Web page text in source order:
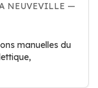
NEUVEVILLE —
manuelles du